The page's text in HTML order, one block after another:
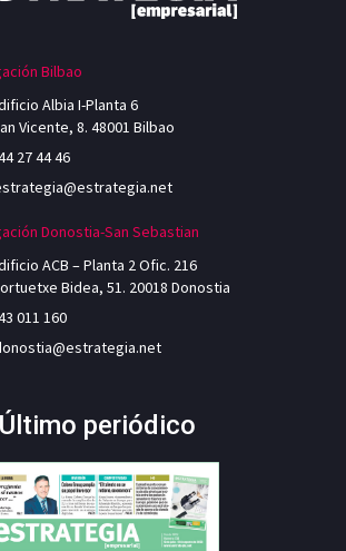
Bilbao
Albia I-Planta 6
Vicente, 8. 48001 Bilbao
27 44 46
Donostia-San Sebastian
ACB – Planta 2 Ofic. 216
Bidea, 51. 20018 Donostia
011 160
Último periódico